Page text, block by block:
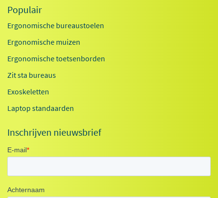
Populair
Ergonomische bureaustoelen
Ergonomische muizen
Ergonomische toetsenborden
Zit sta bureaus
Exoskeletten
Laptop standaarden
Inschrijven nieuwsbrief